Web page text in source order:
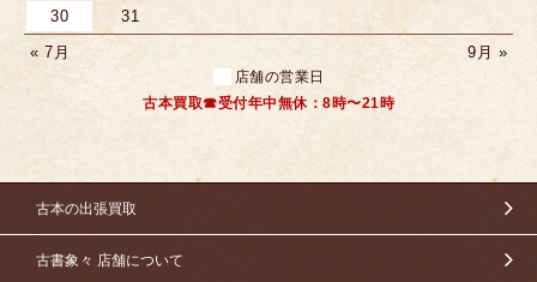
30
31
« 7月
9月 »
店舗の営業日
古本買取☎受付年中無休：8時〜21時
古本の出張買取
古書象々 店舗について